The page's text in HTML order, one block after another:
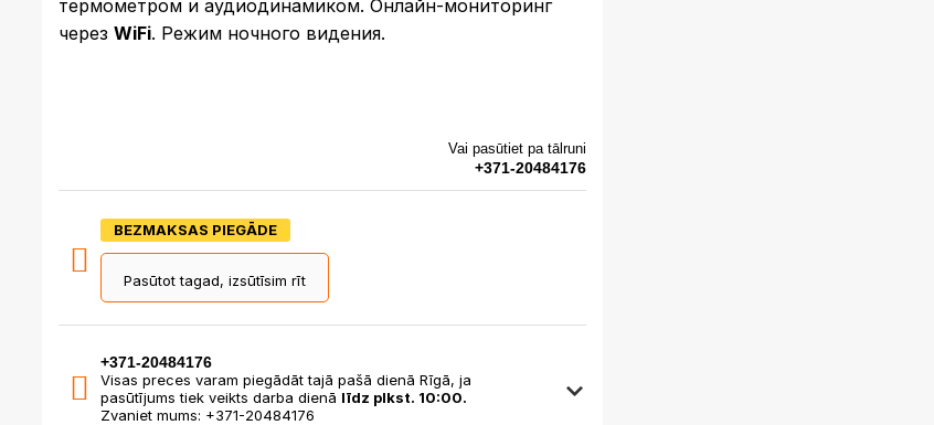
термометром и аудиодинамиком. Онлайн-мониторинг
через WiFi. Режим ночного видения.
Vai pasūtiet pa tālruni
+371-20484176
BEZMAKSAS PIEGĀDE
Pasūtot tagad, izsūtīsim rīt
+371-20484176
Visas preces varam piegādāt tajā pašā dienā Rīgā, ja
pasūtījums tiek veikts darba dienā līdz plkst. 10:00.
Zvaniet mums: +371-20484176